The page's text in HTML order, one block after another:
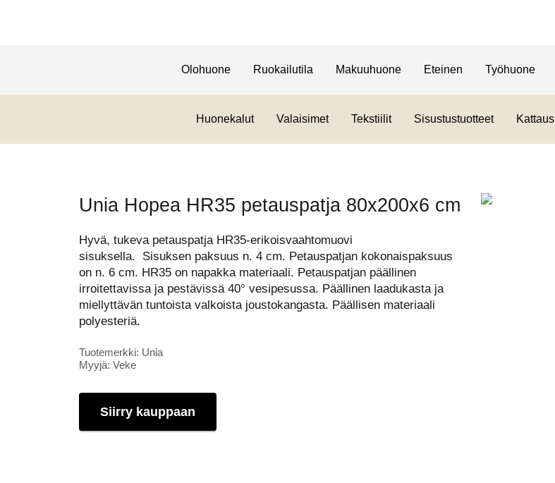
Olohuone Ruokailutila Makuuhuone Eteinen Työhuone
Huonekalut Valaisimet Tekstiilit Sisustustuotteet Kattaus
Unia Hopea HR35 petauspatja 80x200x6 cm
Hyvä, tukeva petauspatja HR35-erikoisvaahtomuovi
sisuksella. Sisuksen paksuus n. 4 cm. Petauspatjan kokonaispaksuus
on n. 6 cm. HR35 on napakka materiaali. Petauspatjan päällinen
irroitettavissa ja pestävissä 40° vesipesussa. Päällinen laadukasta ja
miellyttävän tuntoista valkoista joustokangasta. Päällisen materiaali
polyesteriä.
Tuotemerkki: Unia
Myyjä: Veke
Siirry kauppaan